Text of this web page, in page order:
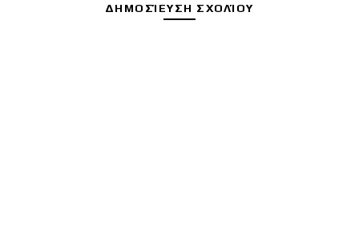
ΔΗΜΟΣΊΕΥΣΗ ΣΧΟΛΊΟΥ